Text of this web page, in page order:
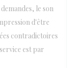
le son
d'être
contradictoires
est par